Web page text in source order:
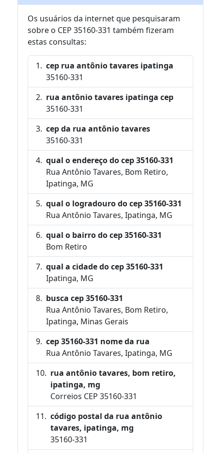
Os usuários da internet que pesquisaram
sobre o CEP 35160-331 também fizeram
estas consultas:
cep rua antônio tavares ipatinga
35160-331
rua antônio tavares ipatinga cep
35160-331
cep da rua antônio tavares
35160-331
qual o endereço do cep 35160-331
Rua Antônio Tavares, Bom Retiro,
Ipatinga, MG
qual o logradouro do cep 35160-331
Rua Antônio Tavares, Ipatinga, MG
qual o bairro do cep 35160-331
Bom Retiro
qual a cidade do cep 35160-331
Ipatinga, MG
busca cep 35160-331
Rua Antônio Tavares, Bom Retiro,
Ipatinga, Minas Gerais
cep 35160-331 nome da rua
Rua Antônio Tavares, Ipatinga, MG
rua antônio tavares, bom retiro,
ipatinga, mg
Correios CEP 35160-331
código postal da rua antônio
tavares, ipatinga, mg
35160-331